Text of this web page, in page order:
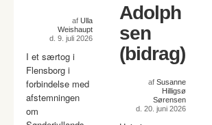
af Ulla
Weishaupt
d. 9. juli 2026
I et særtog i
Flensborg i
forbindelse med
afstemningen
om
Adolph
sen
(bidrag)
af Susanne
Hilligsø
Sørensen
d. 20. juni 2026